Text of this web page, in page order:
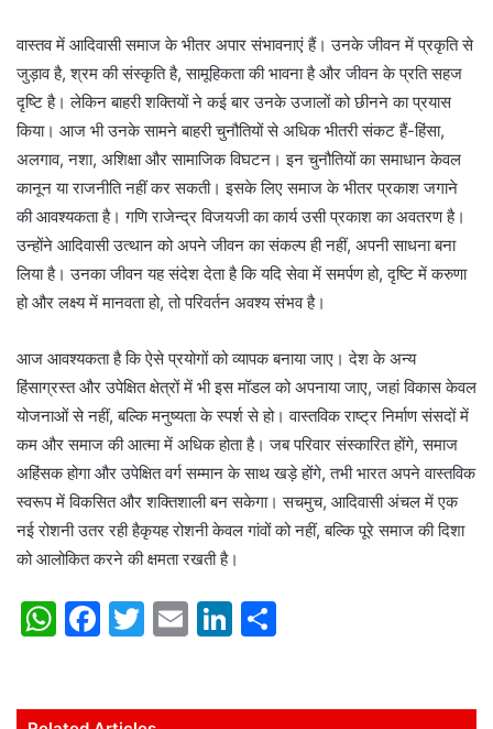
वास्तव में आदिवासी समाज के भीतर अपार संभावनाएं हैं। उनके जीवन में प्रकृति से
जुड़ाव है, श्रम की संस्कृति है, सामूहिकता की भावना है और जीवन के प्रति सहज
दृष्टि है। लेकिन बाहरी शक्तियों ने कई बार उनके उजालों को छीनने का प्रयास
किया। आज भी उनके सामने बाहरी चुनौतियों से अधिक भीतरी संकट हैं-हिंसा,
अलगाव, नशा, अशिक्षा और सामाजिक विघटन। इन चुनौतियों का समाधान केवल
कानून या राजनीति नहीं कर सकती। इसके लिए समाज के भीतर प्रकाश जगाने
की आवश्यकता है। गणि राजेन्द्र विजयजी का कार्य उसी प्रकाश का अवतरण है।
उन्होंने आदिवासी उत्थान को अपने जीवन का संकल्प ही नहीं, अपनी साधना बना
लिया है। उनका जीवन यह संदेश देता है कि यदि सेवा में समर्पण हो, दृष्टि में करुणा
हो और लक्ष्य में मानवता हो, तो परिवर्तन अवश्य संभव है।
आज आवश्यकता है कि ऐसे प्रयोगों को व्यापक बनाया जाए। देश के अन्य
हिंसाग्रस्त और उपेक्षित क्षेत्रों में भी इस मॉडल को अपनाया जाए, जहां विकास केवल
योजनाओं से नहीं, बल्कि मनुष्यता के स्पर्श से हो। वास्तविक राष्ट्र निर्माण संसदों में
कम और समाज की आत्मा में अधिक होता है। जब परिवार संस्कारित होंगे, समाज
अहिंसक होगा और उपेक्षित वर्ग सम्मान के साथ खड़े होंगे, तभी भारत अपने वास्तविक
स्वरूप में विकसित और शक्तिशाली बन सकेगा। सचमुच, आदिवासी अंचल में एक
नई रोशनी उतर रही हैकृयह रोशनी केवल गांवों को नहीं, बल्कि पूरे समाज की दिशा
को आलोकित करने की क्षमता रखती है।
W F
T
E
Li